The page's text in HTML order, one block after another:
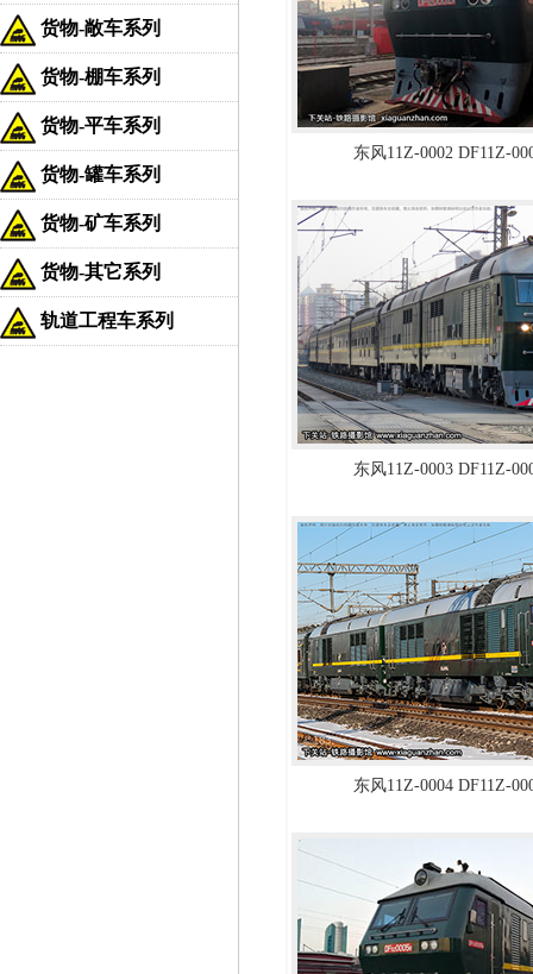
货物-敞车系列
货物-棚车系列
货物-平车系列
货物-罐车系列
货物-矿车系列
货物-其它系列
轨道工程车系列
东风11Z-0002 DF11Z-
东风11Z-0003 DF11Z-
东风11Z-0004 DF11Z-